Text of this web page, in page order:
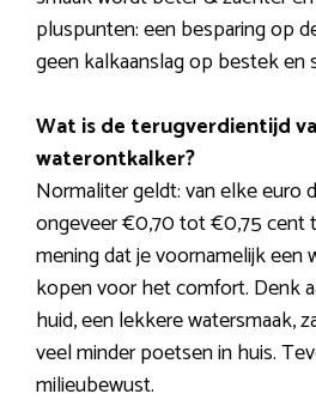
pluspunten: een besparing op
geen kalkaanslag op bestek en
Wat is de terugverdientijd
waterontkalker?
Normaliter geldt: van elke euro
ongeveer €0,70 tot €0,75 cent
mening dat je voornamelijk
kopen voor het comfort. Denk
huid, een lekkere watersmaak,
veel minder poetsen in huis.
milieubewust.